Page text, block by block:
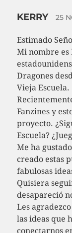
KERRY 25
Estimado
Mi nombre
Dragones
Vieja Escuela.
Fanzines y
proyecto.
Escuela?
Me ha
creado estas
fabulosas
Quisiera
desapareció
Les
las ideas que
conectarnos